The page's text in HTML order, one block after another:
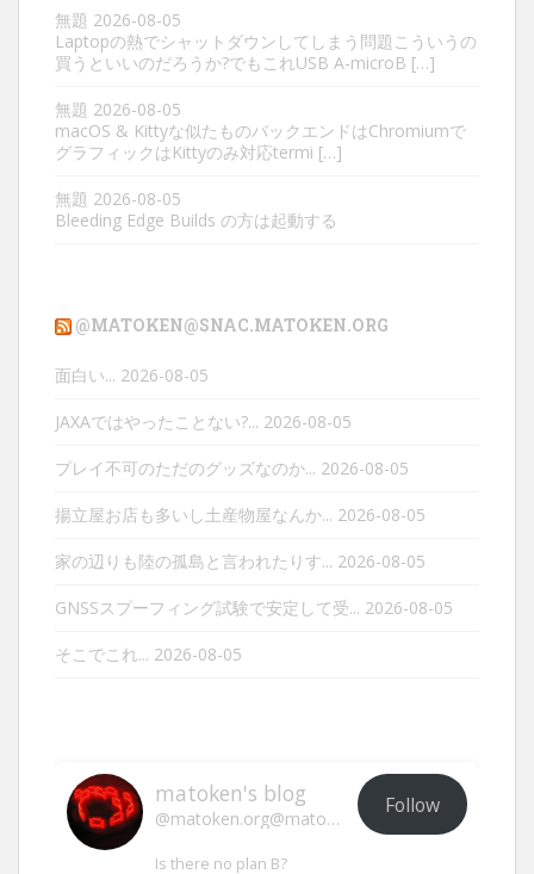
無題 2026-08-05
Laptopの熱でシャットダウンしてしまう問題こういうの
買うといいのだろうか?でもこれUSB A-microB […]
無題 2026-08-05
macOS & Kittyな似たものバックエンドはChromiumで
グラフィックはKittyのみ対応termi […]
無題 2026-08-05
Bleeding Edge Builds の方は起動する
@MATOKEN@SNAC.MATOKEN.ORG
面白い... 2026-08-05
JAXAではやったことない?... 2026-08-05
プレイ不可のただのグッズなのか... 2026-08-05
揚立屋お店も多いし土産物屋なんか... 2026-08-05
家の辺りも陸の孤島と言われたりす... 2026-08-05
GNSSスプーフィング試験で安定して受... 2026-08-05
そこでこれ... 2026-08-05
matoken's blog
@matoken.org@matoken.org
Follow
Is there no plan B?